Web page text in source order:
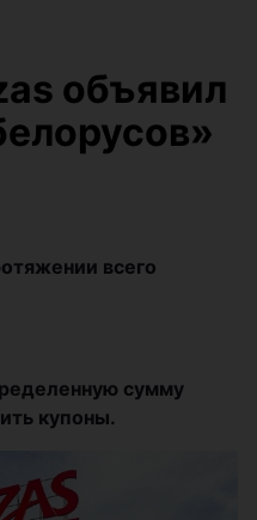
объявил
всего
сумму
купоны.